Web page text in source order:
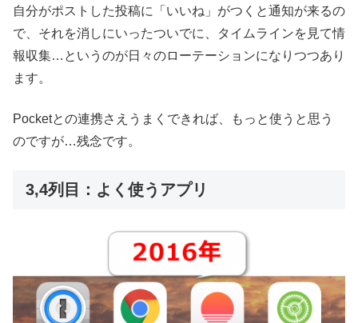
自分がポストした投稿に「いいね」がつくと通知が来るの
で、それを消しにいったついでに、タイムラインを見て情
報収集…というのが日々のローテーションになりつつあり
ます。
Pocketとの連携さえうまくできれば、もっと使うと思う
のですが…残念です。
3,4列目：よく使うアプリ